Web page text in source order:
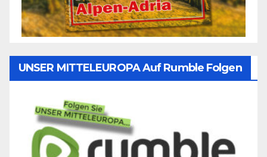
UNSER MITTELEUROPA Auf Rumble Folgen